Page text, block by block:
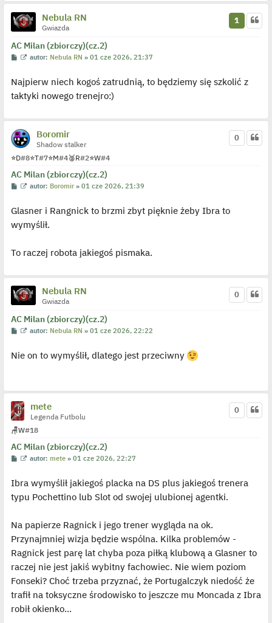
Nebula RN
Gwiazda
AC Milan (zbiorczy)(cz.2)
1
P
t
W
w
i
e
t
p
j
e
y
c
y
s
t
autor: Nebula RN »01 cze 2026, 21:37
Najpierw niech kogoś zatrudnią, to będziemy się szkolić z
taktyki nowego trenejro:)
Boromir
Shadow stalker
⭐D#8⭐T#7⭐M#4🥈R#2⭐W#4
AC Milan (zbiorczy)(cz.2)
0
P
t
W
w
e
o
d
y
n
c
y
p
o
autor: Boromir »01 cze 2026, 21:39
Glasner i Rangnick to brzmi zbyt pięknie żeby Ibra to
wymyślił.
To raczej robota jakiegoś pismaka.
Nebula RN
Gwiazda
AC Milan (zbiorczy)(cz.2)
0
P
t
W
w
p
e
y
c
z
o
s
t
autor: Nebula RN »01 cze 2026, 22:22
Nie on to wymyślił, dlatego jest przeciwny
mete
Legenda Futbolu
🪑W#18
AC Milan (zbiorczy)(cz.2)
0
P
t
W
w
e
o
j
e
d
n
z
y
p
o
autor:mete »01 cze 2026, 22:27
Ibra wymyślił jakiegoś placka na DS plus jakiegoś trenera
typu Pochettino lub Slot od swojej ulubionej agentki.
Na papierze Ragnick i jego trener wygląda na ok.
Przynajmniej wizja będzie wspólna. Kilka problemów -
Ragnick jest parę lat chyba poza piłką klubową a Glasner to
raczej nie jest jakiś wybitny fachowiec. Nie wiem poziom
Fonseki? Choć trzeba przyznać, że Portugalczyk niedość że
trafił na toksyczne środowisko to jeszcze mu Moncada z Ibra
robił okienko…